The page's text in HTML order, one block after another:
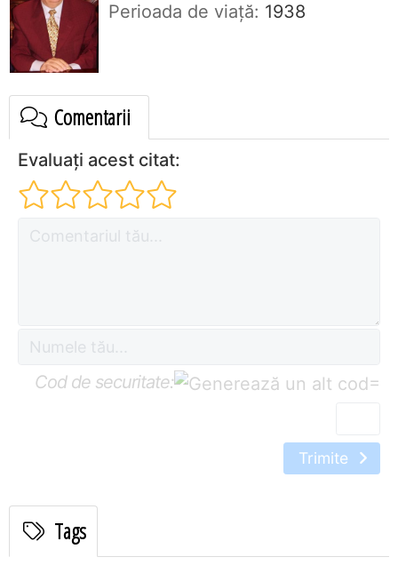
Perioada de viaţă: 1938
Comentarii
Evaluați acest citat:
Cod de securitate: =
Trimite
Tags